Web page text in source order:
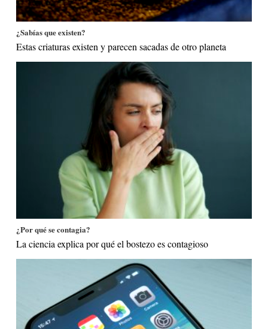
¿Sabías que existen?
Estas criaturas existen y parecen sacadas de otro planeta
¿Por qué se contagia?
La ciencia explica por qué el bostezo es contagioso